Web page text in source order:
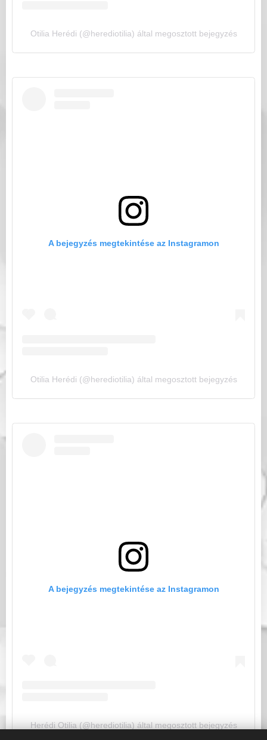
Otilia Herédi (@herediotilia) által megosztott bejegyzés
A bejegyzés megtekintése az Instagramon
Otilia Herédi (@herediotilia) által megosztott bejegyzés
A bejegyzés megtekintése az Instagramon
Herédi Otilia (@herediotilia) által megosztott bejegyzés